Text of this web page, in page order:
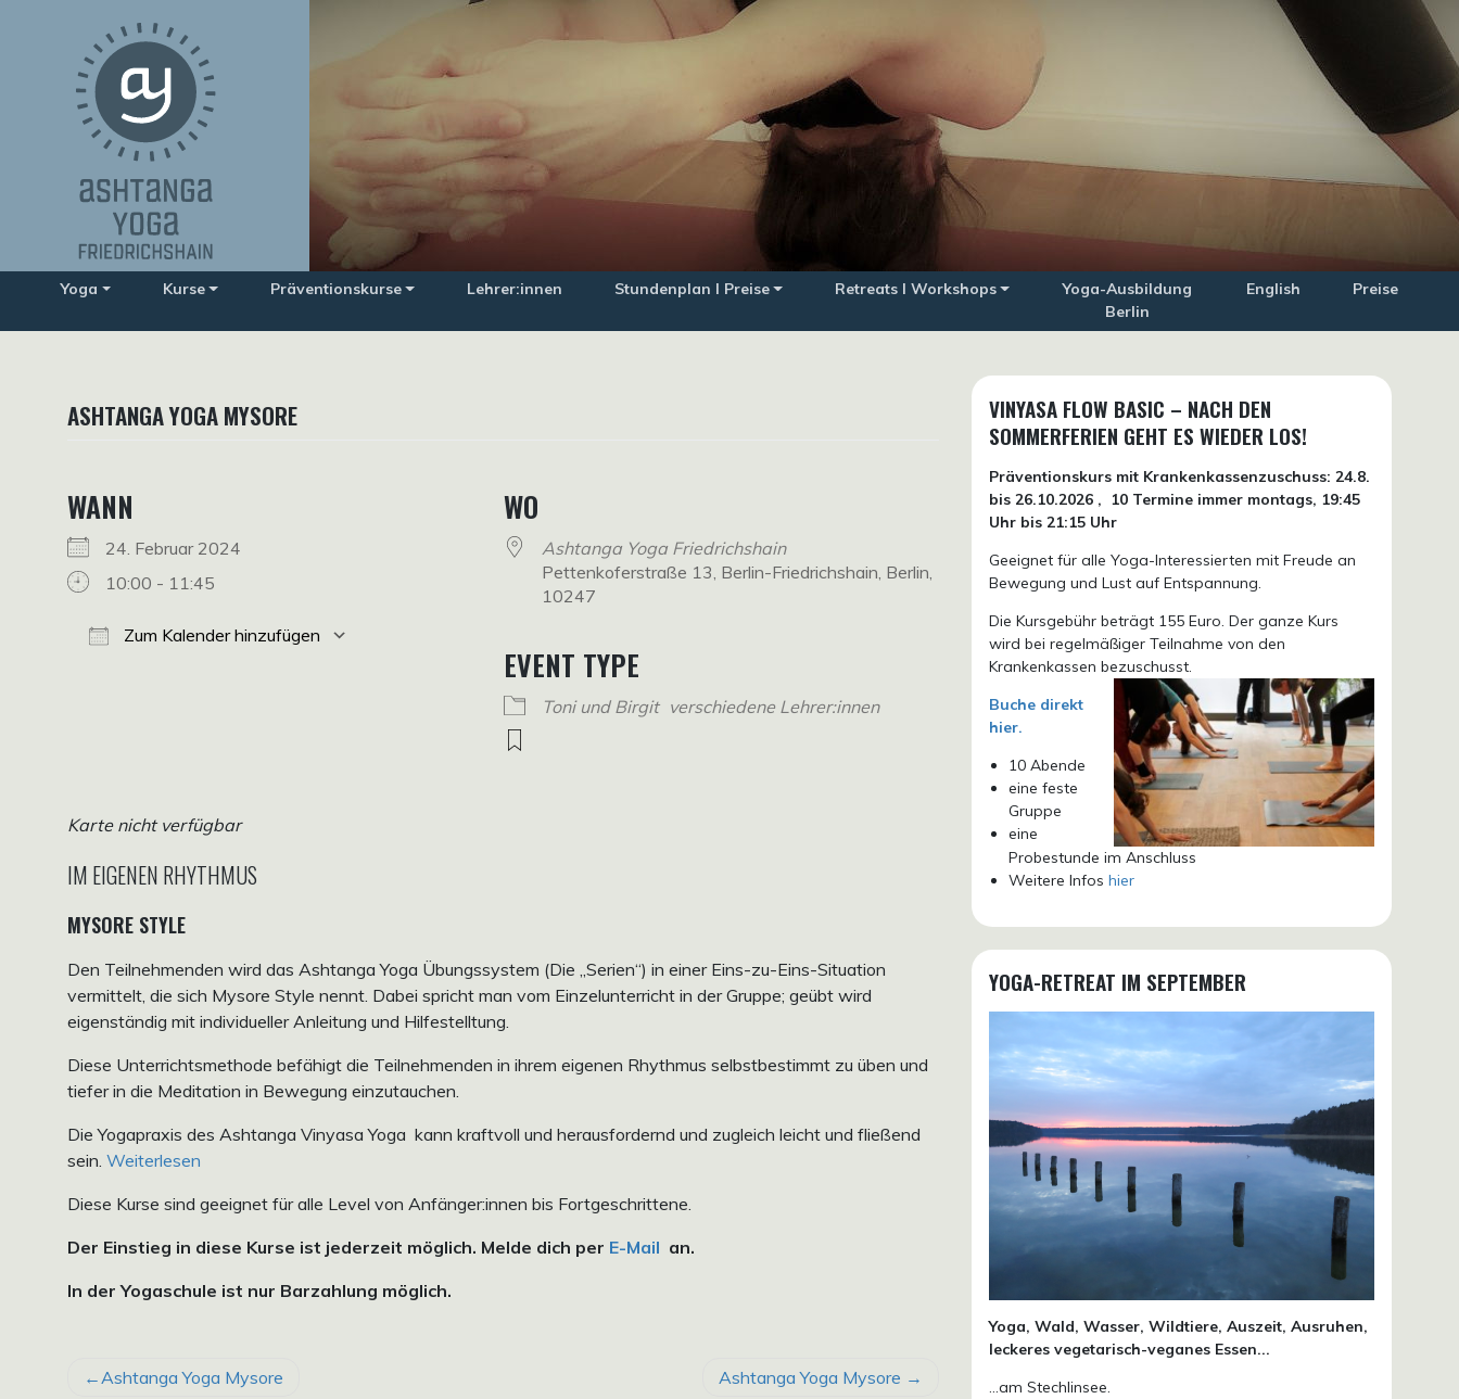
Yoga Kurse Präventionskurse Lehrer:innen Stundenplan I Preise Retreats I Workshops
Yoga-Ausbildung
Berlin
English Preise
ASHTANGA YOGA MYSORE
WANN
24. Februar 2024
10:00 - 11:45
Zum Kalender hinzufügen
WO
Ashtanga Yoga Friedrichshain
Pettenkoferstraße 13, Berlin-Friedrichshain, Berlin,
10247
EVENT TYPE
Toni und Birgit verschiedene Lehrer:innen
Karte nicht verfügbar
IM EIGENEN RHYTHMUS
MYSORE STYLE
Den Teilnehmenden wird das Ashtanga Yoga Übungssystem (Die „Serien“) in einer Eins-zu-Eins-Situation
vermittelt, die sich Mysore Style nennt. Dabei spricht man vom Einzelunterricht in der Gruppe; geübt wird
eigenständig mit individueller Anleitung und Hilfestelltung.
Diese Unterrichtsmethode befähigt die Teilnehmenden in ihrem eigenen Rhythmus selbstbestimmt zu üben und
tiefer in die Meditation in Bewegung einzutauchen.
Die Yogapraxis des Ashtanga Vinyasa Yoga kann kraftvoll und herausfordernd und zugleich leicht und fließend
sein. Weiterlesen
Diese Kurse sind geeignet für alle Level von Anfänger:innen bis Fortgeschrittene.
Der Einstieg in diese Kurse ist jederzeit möglich. Melde dich per E-Mail an.
In der Yogaschule ist nur Barzahlung möglich.
BEITRAGSNAVIGATION
Ashtanga Yoga Mysore Ashtanga Yoga Mysore
VINYASA FLOW BASIC – NACH DEN
SOMMERFERIEN GEHT ES WIEDER LOS!
Präventionskurs mit Krankenkassenzuschuss:24.8.
bis 26.10.2026 ,
10 Termine immer montags, 19:45
Uhr bis 21:15 Uhr
Geeignet für alle Yoga-Interessierten mit Freude an
Bewegung und Lust auf Entspannung.
Die Kursgebühr beträgt 155 Euro. Der ganze Kurs
wird bei regelmäßiger Teilnahme von den
Krankenkassen bezuschusst.
Buche direkt
hier.
10 Abende
eine feste
Gruppe
eine
Probestunde im Anschluss
Weitere Infos hier
YOGA-RETREAT IM SEPTEMBER
Yoga, Wald, Wasser, Wildtiere, Auszeit, Ausruhen,
leckeres vegetarisch-veganes Essen...
...am Stechlinsee.